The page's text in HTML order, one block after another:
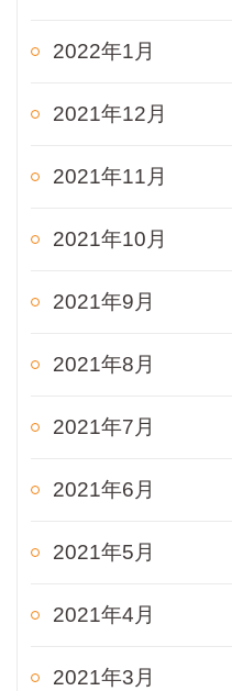
2022年1月
2021年12月
2021年11月
2021年10月
2021年9月
2021年8月
2021年7月
2021年6月
2021年5月
2021年4月
2021年3月